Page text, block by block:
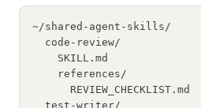
~/shared-agent-skills/
  code-review/
    SKILL.md
    references/
      REVIEW_CHECKLIST.md
  test-writer/